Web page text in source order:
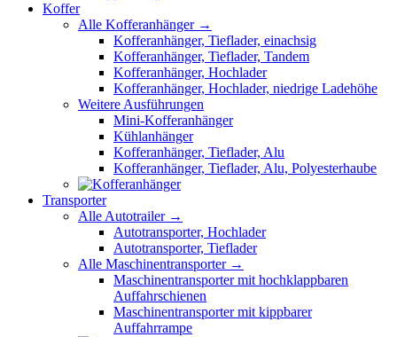
Koffer
Alle Kofferanhänger →
Kofferanhänger, Tieflader, einachsig
Kofferanhänger, Tieflader, Tandem
Kofferanhänger, Hochlader
Kofferanhänger, Hochlader, niedrige Ladehöhe
Weitere Ausführungen
Mini-Kofferanhänger
Kühlanhänger
Kofferanhänger, Tieflader, Alu
Kofferanhänger, Tieflader, Alu, Polyesterhaube
Transporter
Alle Autotrailer →
Autotransporter, Hochlader
Autotransporter, Tieflader
Alle Maschinentransporter →
Maschinentransporter mit hochklappbaren
Auffahrschienen
Maschinentransporter mit kippbarer
Auffahrrampe